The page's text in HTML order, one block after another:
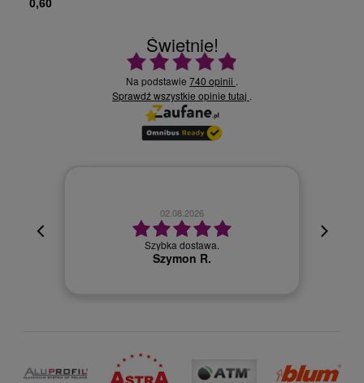
0,60
Świetnie!
Ocena średnia 4.9 na 5
Na podstawie 740 opinii .
Sprawdź wszystkie opinie tutaj .
02.08.2026
Szybka dostawa.
Szymon R.